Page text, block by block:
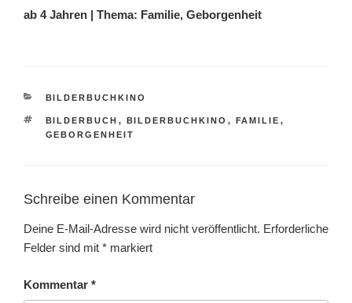
ab 4 Jahren | Thema: Familie, Geborgenheit
KATEGORIEN
BILDERBUCHKINO
SCHLAGWÖRTER
BILDERBUCH , BILDERBUCHKINO , FAMILIE ,
GEBORGENHEIT
Schreibe einen Kommentar
Deine E-Mail-Adresse wird nicht veröffentlicht. Erforderliche
Felder sind mit * markiert
Kommentar *